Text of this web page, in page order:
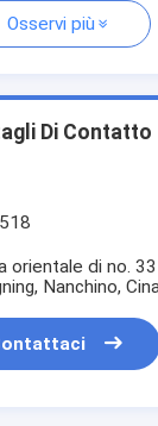
Osservi più
Di Contatto
orientale di no.
Nanchino,